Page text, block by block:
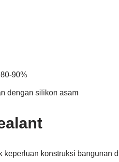
90%
dengan silikon asam
konstruksi bangunan